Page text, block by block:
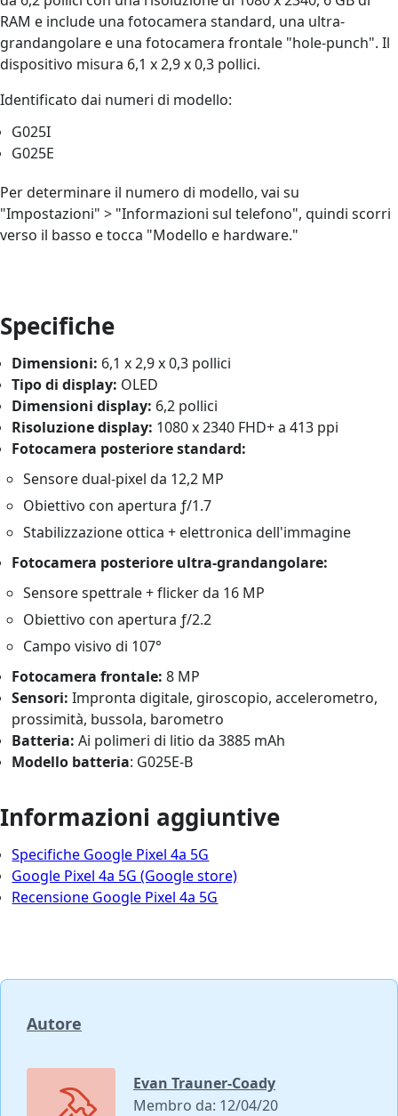
RAM e include una fotocamera standard, una ultra-
grandangolare e una fotocamera frontale "hole-punch". Il
dispositivo misura 6,1 x 2,9 x 0,3 pollici.
Identificato dai numeri di modello:
G025I
G025E
Per determinare il numero di modello, vai su
"Impostazioni" > "Informazioni sul telefono", quindi scorri
verso il basso e tocca "Modello e hardware."
Specifiche
Dimensioni: 6,1 x 2,9 x 0,3 pollici
Tipo di display: OLED
Dimensioni display: 6,2 pollici
Risoluzione display: 1080 x 2340 FHD+ a 413 ppi
Fotocamera posteriore standard:
Sensore dual-pixel da 12,2 MP
Obiettivo con apertura ƒ/1.7
Stabilizzazione ottica + elettronica dell'immagine
Fotocamera posteriore ultra-grandangolare:
Sensore spettrale + flicker da 16 MP
Obiettivo con apertura ƒ/2.2
Campo visivo di 107°
Fotocamera frontale: 8 MP
Sensori: Impronta digitale, giroscopio, accelerometro,
prossimità, bussola, barometro
Batteria: Ai polimeri di litio da 3885 mAh
Modello batteria: G025E-B
Informazioni aggiuntive
Specifiche Google Pixel 4a 5G
Google Pixel 4a 5G (Google store)
Recensione Google Pixel 4a 5G
Autore
Evan Trauner-Coady
Membro da: 12/04/20